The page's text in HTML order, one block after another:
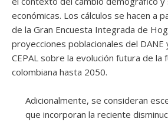
económicas. Los cálculos se hacen a
de la Gran Encuesta Integrada de
proyecciones poblacionales del
CEPAL sobre la evolución futura de la
colombiana hasta 2050.
Adicionalmente, se consideran
que incorporan la reciente